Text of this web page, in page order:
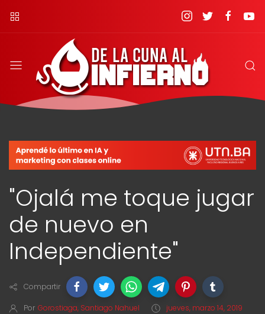
"Ojalá me toque jugar
de nuevo en
Independiente"
Compartir
Por Gorostiaga, Santiago Nahuel
jueves, marzo 14, 2019